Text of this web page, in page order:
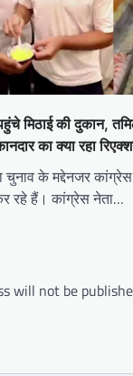
मिठाई की दुकान,
का क्या रहा
के मद्देनजर कांग्रेस
रहे हैं। कांग्रेस नेता…
will not be